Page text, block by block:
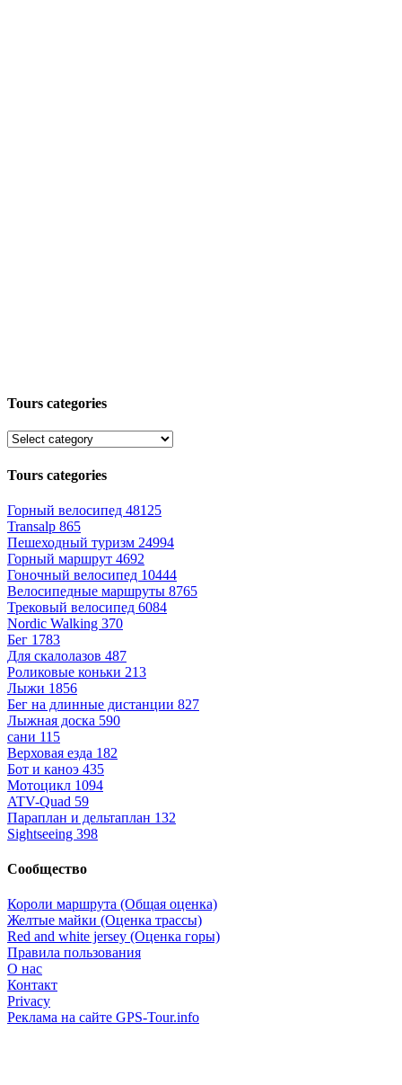
Tours categories
Tours categories
Горный велосипед 48125
Transalp 865
Пешеходный туризм 24994
Горный маршрут 4692
Гоночный велосипед 10444
Велосипедные маршруты 8765
Трековый велосипед 6084
Nordic Walking 370
Бег 1783
Для скалолазов 487
Роликовые коньки 213
Лыжи 1856
Бег на длинные дистанции 827
Лыжная доска 590
сани 115
Верховая езда 182
Бот и каноэ 435
Мотоцикл 1094
ATV-Quad 59
Параплан и дельтаплан 132
Sightseeing 398
Сообщество
Короли маршрута (Общая оценка)
Желтые майки (Оценка трассы)
Red and white jersey (Оценка горы)
Правила пользования
О нас
Контакт
Privacy
Реклама на сайте GPS-Tour.info